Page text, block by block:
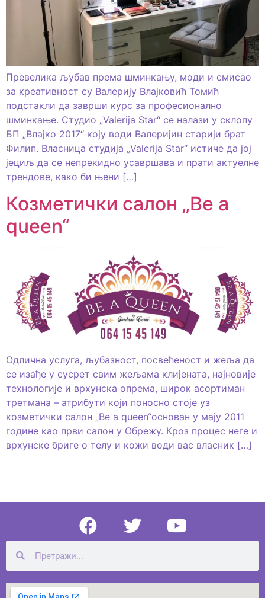
Превелика љубав према шминкању, моди и смисао
за креативност су Валерију Влајковић Томић
подстакли да заврши курс за професионално
шминкање. Студио „Valerija Star“ се налази у склопу
БП „Влајко 2017“ коју води Валеријин старији брат
Филип. Власница студија „Valerija Star“ истиче да јој
јециљ да се непрекидно усавршава и прати актуелне
трендове, како би њени […]
Козметички салон „Be a
queen“
Одлична услуга, љубазност, посвећеност и жеља да
се изађе у сусрет свим жељама клијената, најновије
технологије и врхунска опрема, широк асортиман
третмана – атрибути који поносно стоје уз
козметички салон „Be a queen“основан у мају 2011
године као први салон у Обрежу. Кроз процес неге и
врхунске бриге о телу и кожи води вас власник […]